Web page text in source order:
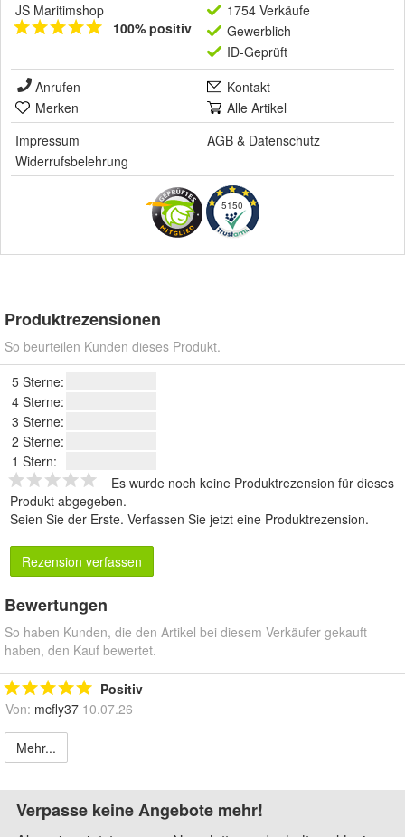
JS Maritimshop
100% positiv
1754 Verkäufe
Gewerblich
ID-Geprüft
Anrufen
Kontakt
Merken
Alle Artikel
Impressum
AGB & Datenschutz
Widerrufsbelehrung
5150
Produktrezensionen
So beurteilen Kunden dieses Produkt.
5 Sterne:
4 Sterne:
3 Sterne:
2 Sterne:
1 Stern:
Es wurde noch keine Produktrezension für dieses
Produkt abgegeben.
Seien Sie der Erste. Verfassen Sie jetzt eine Produktrezension.
Rezension verfassen
Bewertungen
So haben Kunden, die den Artikel bei diesem Verkäufer gekauft
haben, den Kauf bewertet.
Positiv
Von: mcfly37 10.07.26
Mehr...
Verpasse keine Angebote mehr!